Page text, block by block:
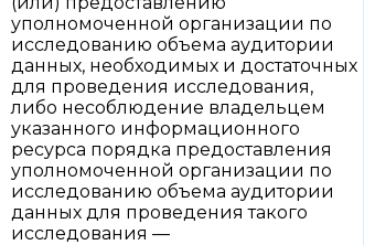
уполномоченной организации по
исследованию объема аудитории
данных, необходимых и достаточных
для проведения исследования,
либо несоблюдение владельцем
указанного информационного
ресурса порядка предоставления
уполномоченной организации по
исследованию объема аудитории
данных для проведения такого
исследования —